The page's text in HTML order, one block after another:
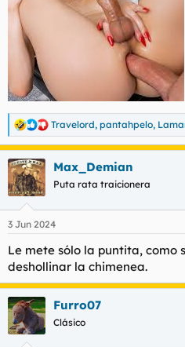
R
e
a
c
c
i
e
:
Travelord, pantahpelo,
Max_Demian
Puta rata traicionera
3 Jun 2024
Le mete sólo la puntita, como
deshollinar la chimenea.
Furro07
Clásico